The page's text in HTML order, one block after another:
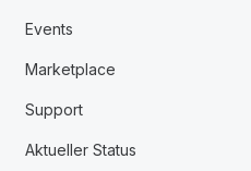
Events
Marketplace
Support
Aktueller Status